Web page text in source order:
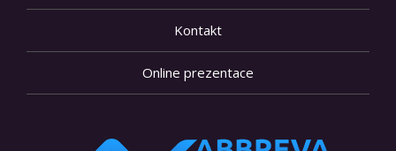
Kontakt
Online prezentace